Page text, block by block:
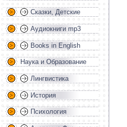
Сказки, Детские
Аудиокниги mp3
Books in English
Наука и Образование
Лингвистика
История
Психология